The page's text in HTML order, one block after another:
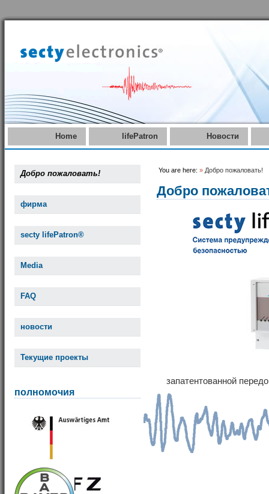
Home lifePatron Новости
Добро пожаловать!
фирма
secty lifePatron®
Media
FAQ
новости
Текущие проекты
полномочия
You are here: » Добро пожаловать!
Добро
запатентованной